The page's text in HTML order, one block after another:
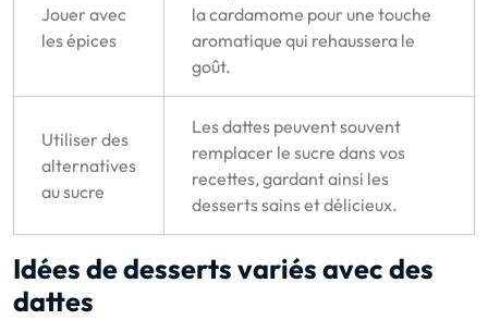
Jouer avec
les épices
la cardamome pour une touche
aromatique qui rehaussera le
goût.
Utiliser des
alternatives
au sucre
Les dattes peuvent souvent
remplacer le sucre dans vos
recettes, gardant ainsi les
desserts sains et délicieux.
Idées de desserts variés avec des
dattes